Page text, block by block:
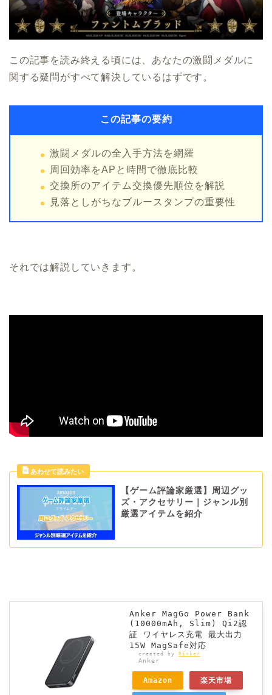
この記事を読み終える頃には、あなたの激闘メダルに
関する疑問がすべて解決しているはずです。
この記事の要約
激闘メダルの全入手方法を網羅
周回効率をAPと時間で徹底比較
交換所のアイテム交換優先順位を解説
見落としがちなブルースタンプの重要性
それでは解説していきます。
【ゲーム評論家厳選】周辺グッ
ズ・アクセサリー｜ジャンル別
厳選アイテムを紹介
Anker MagGo Power Bank
(10000mAh, Slim) Qi2認
証 ワイヤレス充電 最大出力
15W MagSafe対応
created by Rinker
Anker
Amazon 楽天市場